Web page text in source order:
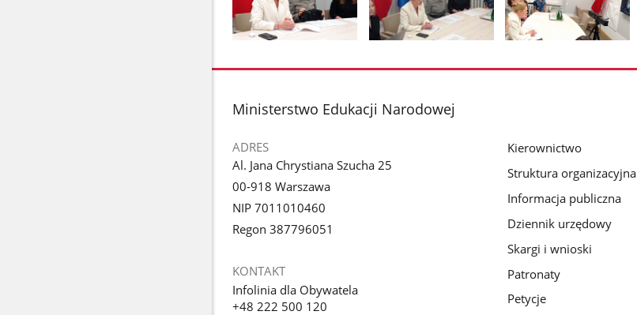
zdjęcie
galerii.
zdjęcie
galerii.
zdjęcie
stopka
Ministerstwo Edukacji Narodowej
ADRES
Al. Jana Chrystiana Szucha 25
00-918 Warszawa
NIP 7011010460
Regon 387796051
KONTAKT
Infolinia dla Obywatela
+48 222 500 120
Kierownictwo
Struktura organizacyjna
Informacja publiczna
Dziennik urzędowy
Skargi i wnioski
Patronaty
Petycje